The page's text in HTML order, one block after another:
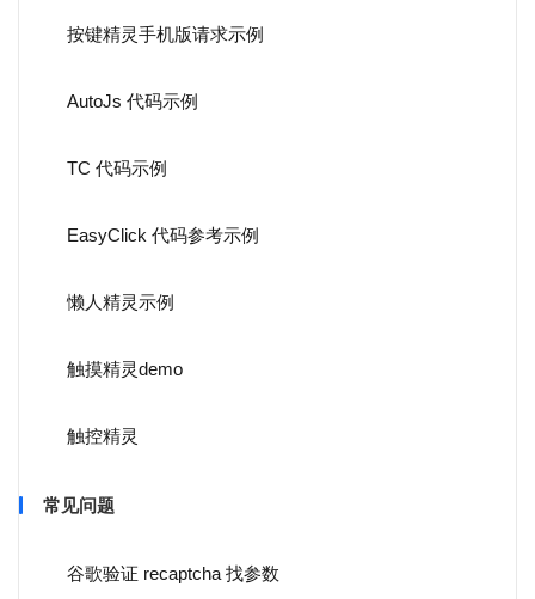
按键精灵手机版请求示例
AutoJs 代码示例
TC 代码示例
EasyClick 代码参考示例
懒人精灵示例
触摸精灵demo
触控精灵
常见问题
谷歌验证 recaptcha 找参数